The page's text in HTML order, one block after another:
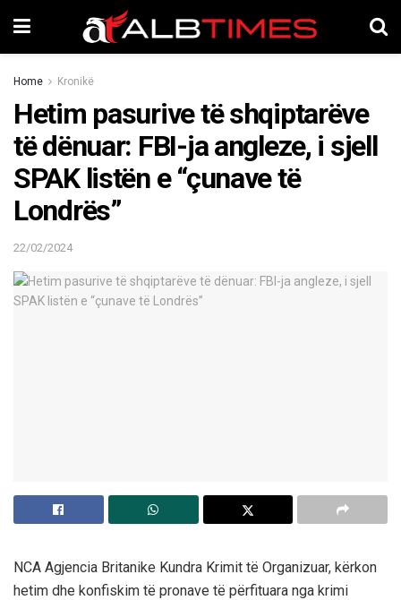
Home Kronikë
Hetim pasurive të shqiptarëve
të dënuar: FBI-ja angleze, i sjell
SPAK listën e “çunave të
Londrës”
22/02/2024
NCA Agjencia Britanike Kundra Krimit të Organizuar, kërkon
hetim dhe konfiskim të pronave të përfituara nga krimi